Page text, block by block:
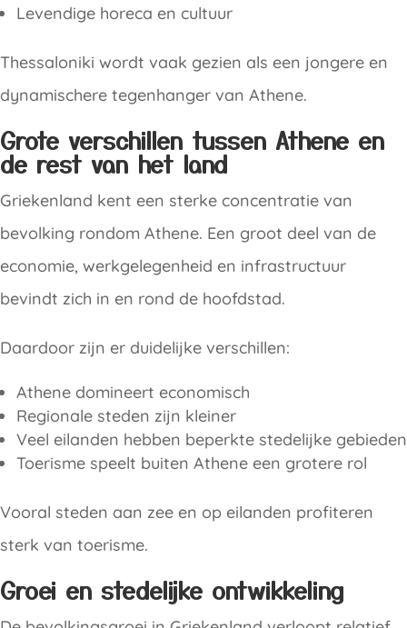
Levendige horeca en cultuur
Thessaloniki wordt vaak gezien als een jongere en
dynamischere tegenhanger van Athene.
Grote verschillen tussen Athene en
de rest van het land
Griekenland kent een sterke concentratie van
bevolking rondom Athene. Een groot deel van de
economie, werkgelegenheid en infrastructuur
bevindt zich in en rond de hoofdstad.
Daardoor zijn er duidelijke verschillen:
Athene domineert economisch
Regionale steden zijn kleiner
Veel eilanden hebben beperkte stedelijke gebieden
Toerisme speelt buiten Athene een grotere rol
Vooral steden aan zee en op eilanden profiteren
sterk van toerisme.
Groei en stedelijke ontwikkeling